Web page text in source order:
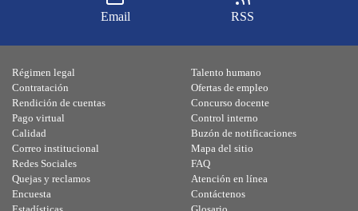
Email RSS
Régimen legal
Contratación
Rendición de cuentas
Pago virtual
Calidad
Talento humano
Ofertas de empleo
Concurso docente
Control interno
Buzón de notificaciones
Correo institucional
Redes Sociales
Quejas y reclamos
Encuesta
Mapa del sitio
FAQ
Atención en línea
Contáctenos